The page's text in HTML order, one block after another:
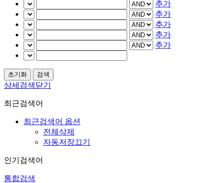
추가
추가
추가
추가
추가
상세검색닫기
최근검색어
최근검색어 옵션
전체삭제
자동저장끄기
인기검색어
통합검색